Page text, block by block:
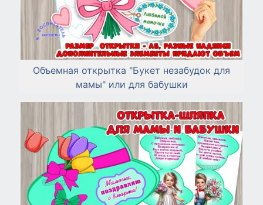
Объемная открытка "Букет незабудок для
мамы" или для бабушки